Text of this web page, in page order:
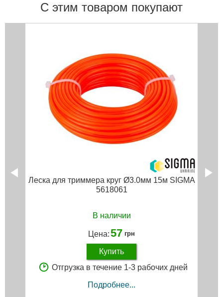
С этим товаром покупают
Леска для триммера круг Ø3.0мм 15м SIGMA
5618061
В наличии
Цена:57 грн
Купить
Отгрузка в течение 1-3 рабочих дней
Подробнее...